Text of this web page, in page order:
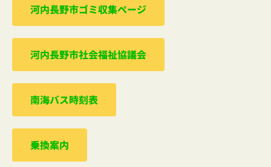
河内⻑野市ゴミ収集ぺージ
河内⻑野市社会福祉協議会
南海バス時刻表
乗換案内